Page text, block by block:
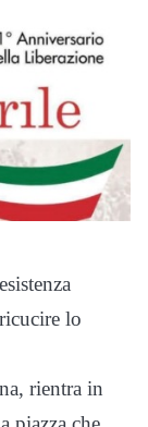
lo
rientra in